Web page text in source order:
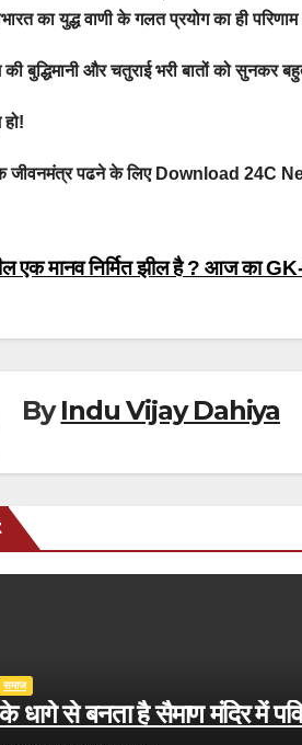
का युद्ध वाणी के गलत प्रयोग का ही
की बुद्धिमानी और चतुराई भरी बातों को
जीवनमंत्र पढने के लिए Download 24C
एक मानव निर्मित झील है ? आज का
ByIndu Vijay Dahiya
समाज
धागे से बनता है सैमाण मंदिर में